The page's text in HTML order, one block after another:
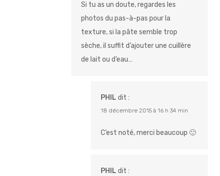
Si tu as un doute, regardes les
photos du pas-à-pas pour la
texture, si la pâte semble trop
sèche, il suffit d’ajouter une cuillère
de lait ou d’eau…
PHIL dit :
18 décembre 2015 à 16 h 34 min
C’est noté, merci beaucoup 🙂
PHIL dit :